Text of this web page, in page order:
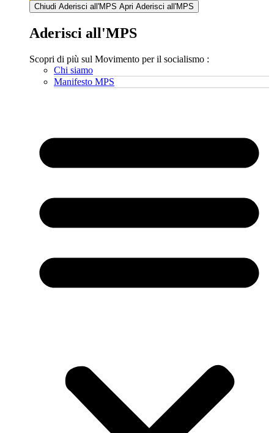
Chiudi Aderisci all'MPS Apri Aderisci all'MPS
Aderisci all'MPS
Scopri di più sul Movimento per il socialismo :
Chi siamo
Manifesto MPS